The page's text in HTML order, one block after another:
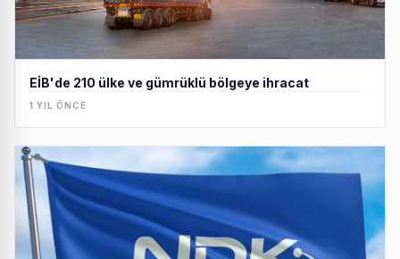
EİB'de 210 ülke ve gümrüklü bölgeye ihracat
1 YIL ÖNCE